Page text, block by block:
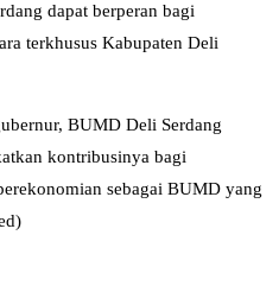
dapat berperan bagi
terkhusus Kabupaten Deli
BUMD Deli Serdang
kontribusinya bagi
sebagai BUMD yang